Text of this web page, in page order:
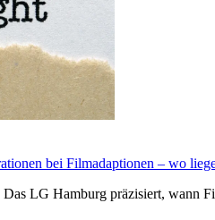
bei Filmadaptionen – wo
LG Hamburg präzisiert, wann